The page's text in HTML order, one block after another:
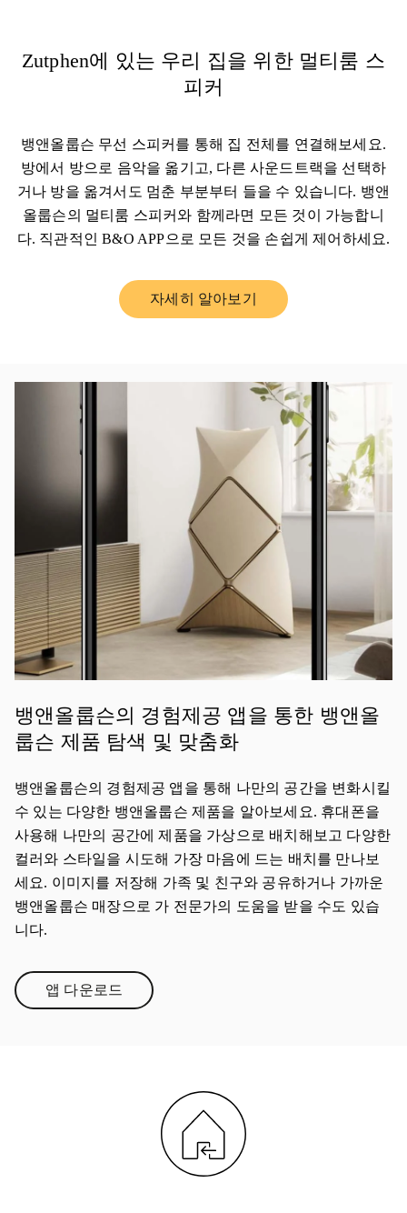
Zutphen에 있는 우리 집을 위한 멀티룸 스
피커
뱅앤올룹슨 무선 스피커를 통해 집 전체를 연결해보세요.
방에서 방으로 음악을 옮기고, 다른 사운드트랙을 선택하
거나 방을 옮겨서도 멈춘 부분부터 들을 수 있습니다. 뱅앤
올룹슨의 멀티룸 스피커와 함께라면 모든 것이 가능합니
다. 직관적인 B&O APP으로 모든 것을 손쉽게 제어하세요.
자세히 알아보기Link Opens in New Tab
뱅앤올룹슨의 경험제공 앱을 통한 뱅앤올
룹슨 제품 탐색 및 맞춤화
뱅앤올룹슨의 경험제공 앱을 통해 나만의 공간을 변화시킬
수 있는 다양한 뱅앤올룹슨 제품을 알아보세요. 휴대폰을
사용해 나만의 공간에 제품을 가상으로 배치해보고 다양한
컬러와 스타일을 시도해 가장 마음에 드는 배치를 만나보
세요. 이미지를 저장해 가족 및 친구와 공유하거나 가까운
뱅앤올룹슨 매장으로 가 전문가의 도움을 받을 수도 있습
니다.
앱 다운로드Link Opens in New Tab